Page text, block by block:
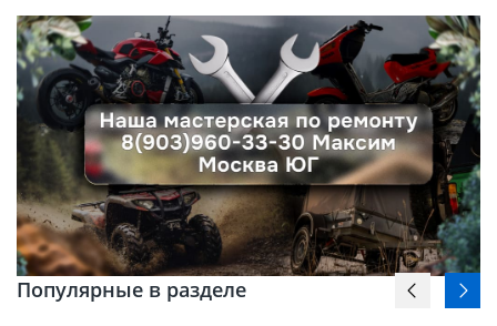
Популярные в разделе